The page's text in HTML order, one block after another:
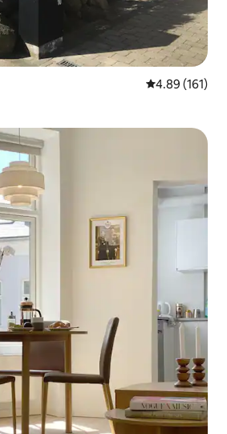
평점 4.89점(5
4.89 (161)